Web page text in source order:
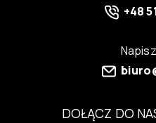
+48
DOŁĄCZ DO